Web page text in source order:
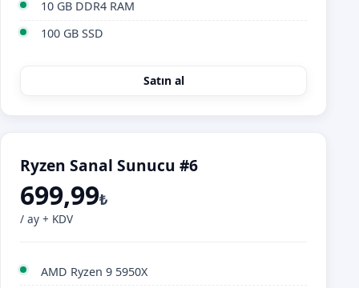
10 GB DDR4 RAM
100 GB SSD
Satın al
Ryzen Sanal Sunucu #6
699,99₺
/ ay + KDV
AMD Ryzen 9 5950X